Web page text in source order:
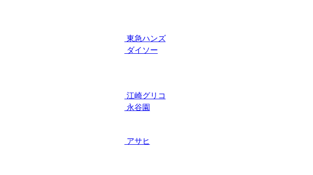
東急ハンズ
ダイソー
江崎グリコ
永谷園
アサヒ